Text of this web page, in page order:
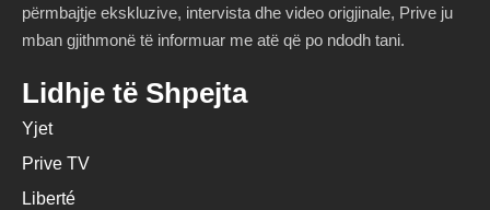
përmbajtje ekskluzive, intervista dhe video origjinale, Prive ju
mban gjithmonë të informuar me atë që po ndodh tani.
Lidhje të Shpejta
Yjet
Prive TV
Liberté